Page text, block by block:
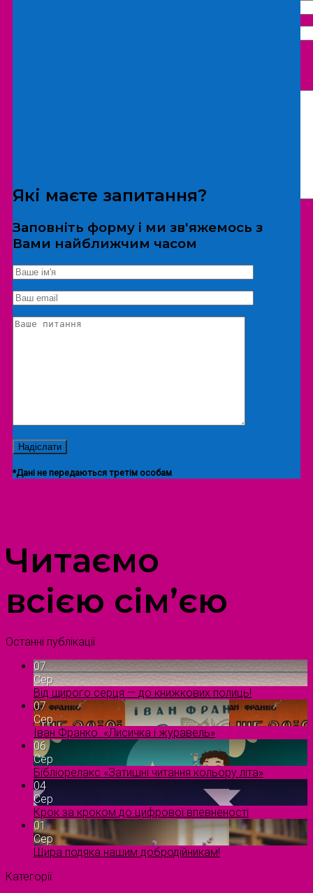
*Дані не передаються третім особам
Екскурсія/локація
Які маєте запитання?
Заповніть форму і ми зв'яжемось з
Вами найближчим часом
*Дані не передаються третім особам
Читаємо
всією сім’єю
Останні публікації
07
Сер
Від щирого серця — до книжкових полиць!
07
Сер
Іван Франко. «Лисичка і журавель»
06
Сер
Бібліорелакс «Затишні читання кольору літа»
04
Сер
Крок за кроком до цифрової впевненості
01
Сер
Щира подяка нашим добродійникам!
Категорії